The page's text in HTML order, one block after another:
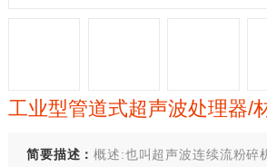
工业型管道式超声波处理器/
简要描述：概述:也叫超声波连续流粉碎